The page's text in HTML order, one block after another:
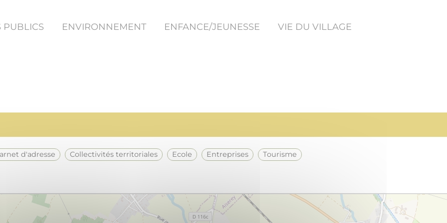
PUBLICS ENVIRONNEMENT ENFANCE/JEUNESSE VIE DU VILLAGE
Carnet d'adresse Collectivités territoriales Ecole Entreprises Tourisme